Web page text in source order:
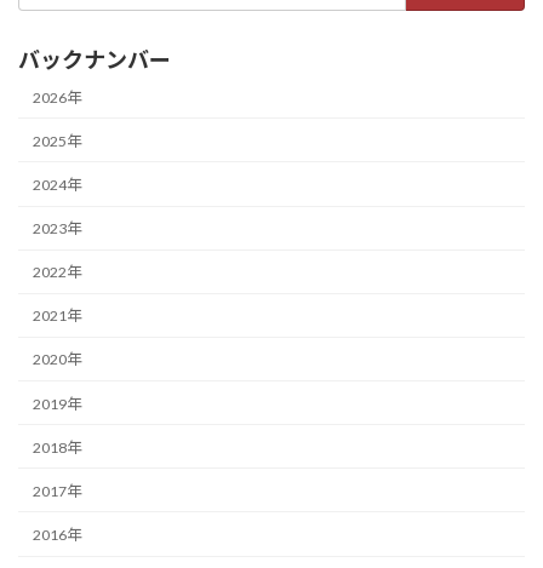
バックナンバー
2026年
2025年
2024年
2023年
2022年
2021年
2020年
2019年
2018年
2017年
2016年